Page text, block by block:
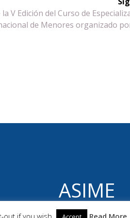
V Edición del Curso de
de Menores organizado
ASIME
2026 ASIME. Construido
if you wish. Read More